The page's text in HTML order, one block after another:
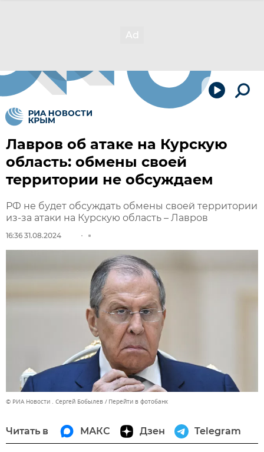
Лавров об атаке на Курскую
область: обмены своей
территории не обсуждаем
РФ не будет обсуждать обмены своей территории
из-за атаки на Курскую область – Лавров
16:36 31.08.2024
© РИА Новости . Сергей Бобылев Перейти в фотобанк
Читать в МАКС Дзен Telegram